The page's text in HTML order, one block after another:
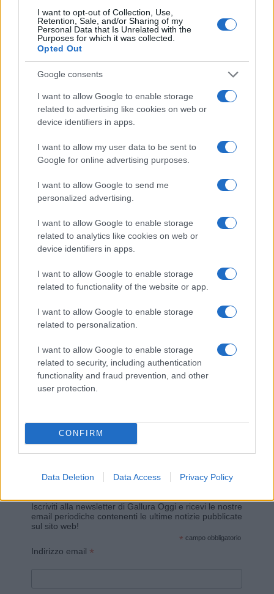
I want to opt-out of Collection, Use,
Retention, Sale, and/or Sharing of my
Personal Data that Is Unrelated with the
Purposes for which it was collected.
Opted Out
Google consents
I want to allow Google to enable storage
related to advertising like cookies on web or
device identifiers in apps.
I want to allow my user data to be sent to
Google for online advertising purposes.
I want to allow Google to send me
personalized advertising.
I want to allow Google to enable storage
related to analytics like cookies on web or
device identifiers in apps.
I want to allow Google to enable storage
related to functionality of the website or app.
I want to allow Google to enable storage
related to personalization.
I want to allow Google to enable storage
related to security, including authentication
functionality and fraud prevention, and other
user protection.
CONFIRM
Data Deletion Data Access Privacy Policy
Paolo Pinna
I nostri cari
I nostri cari
Giovannimaria Cabras
Vuoi rimanere sempre aggiornato?
Iscriviti alla newsletter di Gallura Oggi e ricevi le nostre
email periodiche contenenti le ultime notizie pubblicate
sul sito web!
* campo obbligatorio
Indirizzo email *